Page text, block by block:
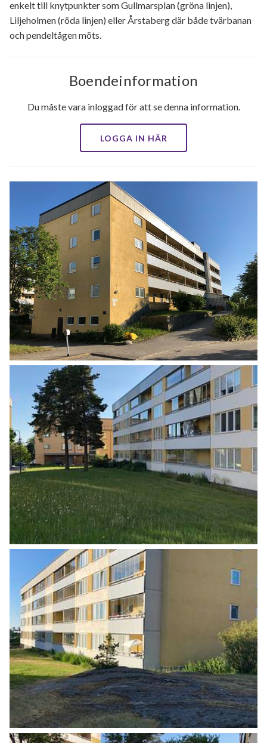
enkelt till knytpunkter som Gullmarsplan (gröna linjen),
Liljeholmen (röda linjen) eller Årstaberg där både tvärbanan
och pendeltågen möts.
Boendeinformation
Du måste vara inloggad för att se denna information.
LOGGA IN HÄR